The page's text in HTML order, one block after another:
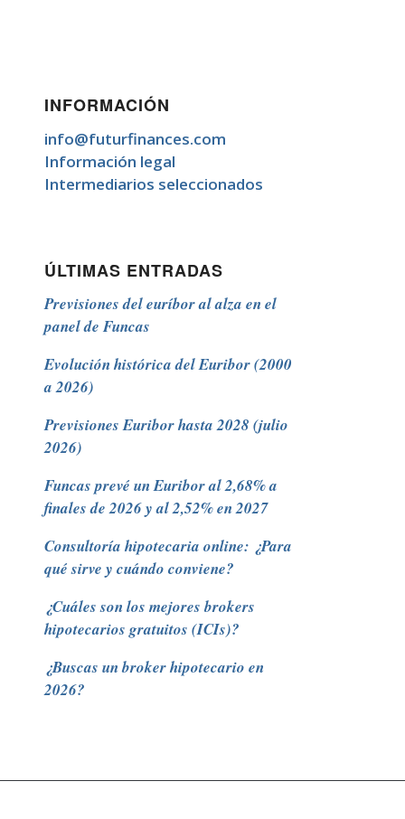
INFORMACIÓN
info@futurfinances.com
Información legal
Intermediarios seleccionados
ÚLTIMAS ENTRADAS
Previsiones del euríbor al alza en el
panel de Funcas
Evolución histórica del Euribor (2000
a 2026)
Previsiones Euribor hasta 2028 (julio
2026)
Funcas prevé un Euribor al 2,68% a
finales de 2026 y al 2,52% en 2027
Consultoría hipotecaria online: ¿Para
qué sirve y cuándo conviene?
¿Cuáles son los mejores brokers
hipotecarios gratuitos (ICIs)?
¿Buscas un broker hipotecario en
2026?